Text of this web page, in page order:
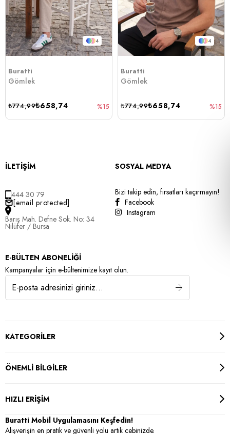
4
Buratti
Gömlek
₺658,74
₺774,99 %15
4
Buratti
Gömlek
₺658,74
₺774,99 %15
İLETİŞİM
444 30 79
[email protected]
Barış Mah. Defne Sok. No: 34
Nilüfer / Bursa
SOSYAL MEDYA
Bizi takip edin, fırsatları kaçırmayın!
Facebook
Instagram
E-BÜLTEN ABONELİĞİ
Kampanyalar için e-bültenimize kayıt olun.
KATEGORİLER
ÖNEMLİ BİLGİLER
HIZLI ERİŞİM
Buratti Mobil Uygulamasını Keşfedin!
Alışverişin en pratik ve güvenli yolu artık cebinizde.